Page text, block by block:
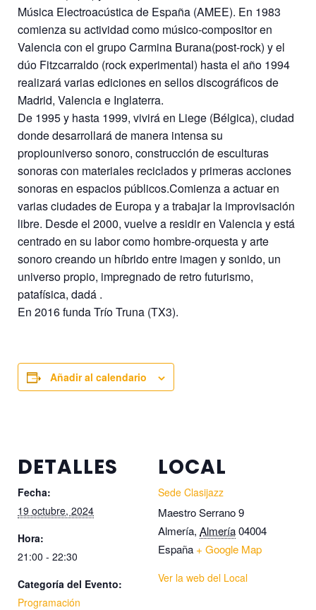
Música Electroacústica de España (AMEE). En 1983
comienza su actividad como músico-compositor en
Valencia con el grupo Carmina Burana(post-rock) y el
dúo Fitzcarraldo (rock experimental) hasta el año 1994
realizará varias ediciones en sellos discográficos de
Madrid, Valencia e Inglaterra.
De 1995 y hasta 1999, vivirá en Liege (Bélgica), ciudad
donde desarrollará de manera intensa su
propiouniverso sonoro, construcción de esculturas
sonoras con materiales reciclados y primeras acciones
sonoras en espacios públicos.Comienza a actuar en
varias ciudades de Europa y a trabajar la improvisación
libre. Desde el 2000, vuelve a residir en Valencia y está
centrado en su labor como hombre-orquesta y arte
sonoro creando un híbrido entre imagen y sonido, un
universo propio, impregnado de retro futurismo,
patafísica, dadá .
En 2016 funda Trío Truna (TX3).
Añadir al calendario
DETALLES
Fecha:
19 octubre, 2024
Hora:
21:00 - 22:30
Categoría del Evento:
Programación
LOCAL
Sede Clasijazz
Maestro Serrano 9
Almería, Almería04004
España + Google Map
Ver la web del Local